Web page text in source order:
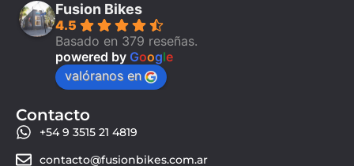
Fusion Bikes
4.5
Basado en 379 reseñas.
powered by Google
valóranos en
Contacto
+54 9 3515 21 4819
contacto@fusionbikes.com.ar